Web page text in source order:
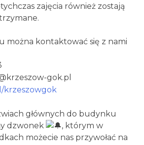
zajęcia również zostają
można kontaktować się z nami
gok.pl
krzeszowgok
głównych do budynku
dzwonek
, którym w
możecie nas przywołać na